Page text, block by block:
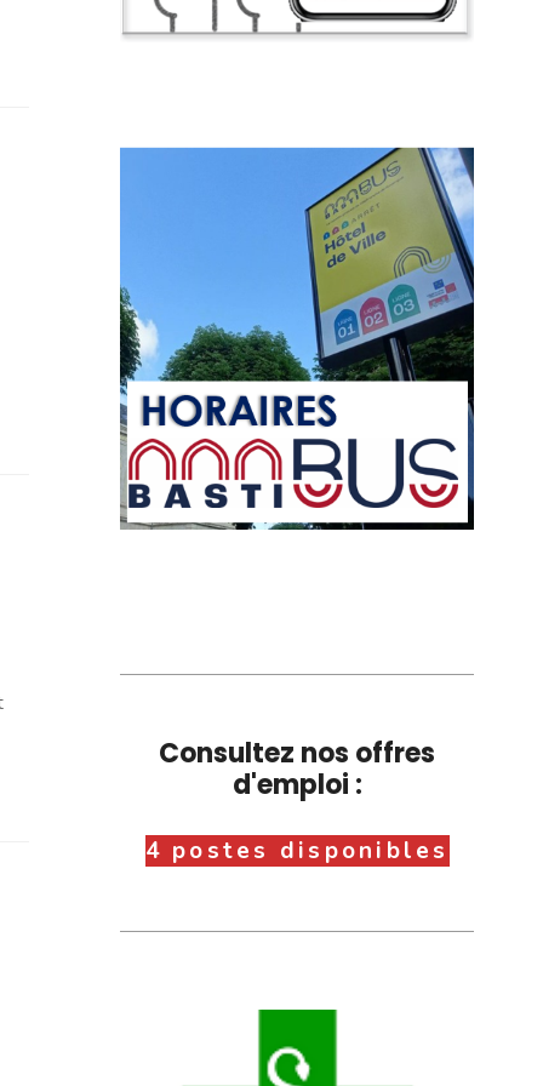
Consultez nos offres
d'emploi :
4 postes disponibles